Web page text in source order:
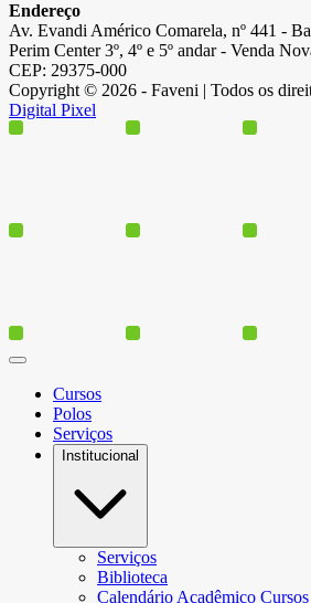
Endereço
Av. Evandi Américo Comarela, nº 441 -
Perim Center 3º, 4º e 5º andar - Venda
CEP: 29375-000
Copyright © 2026 - Faveni | Todos os
Digital Pixel
Cursos
Polos
Serviços
Institucional
Serviços
Biblioteca
Calendário Acadêmico Cursos